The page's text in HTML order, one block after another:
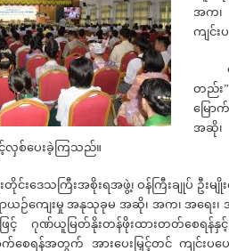
အက၊
ကျင်
ရှေး
တည်း
မြော
အဆို၊
င့်လှစ်ပေးခဲ့ကြသည်။
ဒေသကြီးအစိုးရအဖွဲ့၊ ဝန်ကြီးချုပ် ဦးမျို
ရာယဉ်ကျေးမှု အနုသုခုမ အဆို၊ အက၊ အရေး
နေဖြင့် ဂုဏ်ယူမြတ်နိုးတန်ဖိုးထားတတ်
က်စေရန်အတွက် အားပေးမြှင့်တင် ကျင်းပပေ